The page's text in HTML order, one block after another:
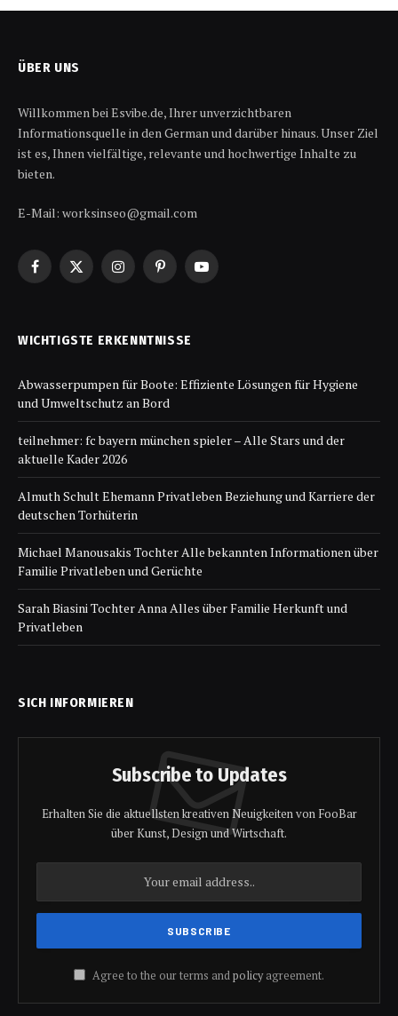
ÜBER UNS
Willkommen bei Esvibe.de, Ihrer unverzichtbaren
Informationsquelle in den German und darüber hinaus. Unser Ziel
ist es, Ihnen vielfältige, relevante und hochwertige Inhalte zu
bieten.
E-Mail: worksinseo@gmail.com
Facebook
X
InstagramPinterestYouTube
WICHTIGSTE ERKENNTNISSE
Abwasserpumpen für Boote: Effiziente Lösungen für Hygiene
und Umweltschutz an Bord
teilnehmer: fc bayern münchen spieler – Alle Stars und der
aktuelle Kader 2026
Almuth Schult Ehemann Privatleben Beziehung und Karriere der
deutschen Torhüterin
Michael Manousakis Tochter Alle bekannten Informationen über
Familie Privatleben und Gerüchte
Sarah Biasini Tochter Anna Alles über Familie Herkunft und
Privatleben
SICH INFORMIEREN
Subscribe to Updates
Erhalten Sie die aktuellsten kreativen Neuigkeiten von FooBar
über Kunst, Design und Wirtschaft.
Agree to the our terms andpolicyagreement.